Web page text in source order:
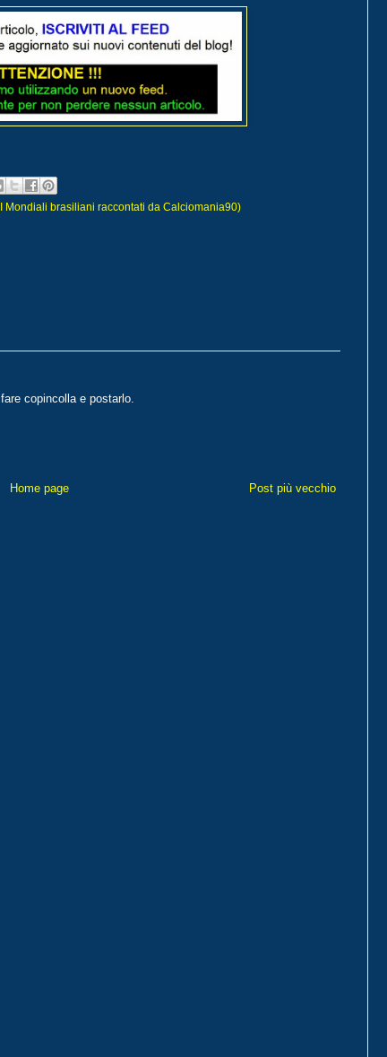
Mondiali brasiliani raccontati da Calciomania90)
copincolla e postarlo.
Post più vecchio
Home page